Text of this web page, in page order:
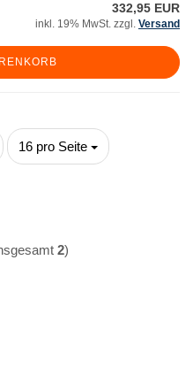
332,95 EUR
inkl. 19% MwSt. zzgl. Versand
16 pro Seite
pro Seite
2)